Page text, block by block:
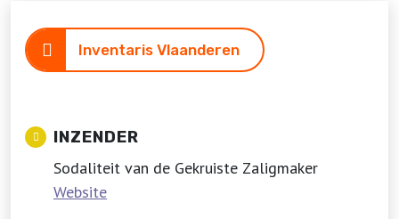
Inventaris Vlaanderen
INZENDER
Sodaliteit van de Gekruiste Zaligmaker
Website